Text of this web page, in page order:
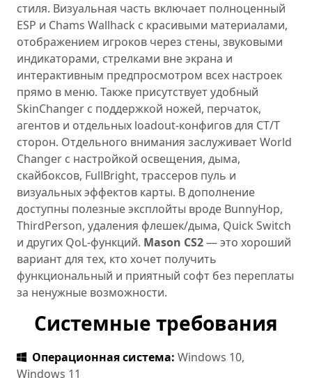
стиля. Визуальная часть включает полноценный
ESP и Chams Wallhack с красивыми материалами,
отображением игроков через стены, звуковыми
индикаторами, стрелками вне экрана и
интерактивным предпросмотром всех настроек
прямо в меню. Также присутствует удобный
SkinChanger с поддержкой ножей, перчаток,
агентов и отдельных loadout-конфигов для CT/T
сторон. Отдельного внимания заслуживает World
Changer с настройкой освещения, дыма,
скайбоксов, FullBright, трассеров пуль и
визуальных эффектов карты. В дополнение
доступны полезные эксплойты вроде BunnyHop,
ThirdPerson, удаления флешек/дыма, Quick Switch
и других QoL-функций. Mason CS2— это хороший
вариант для тех, кто хочет получить
функциональный и приятный софт без переплаты
за ненужные возможности.
Системные требования
Операционная система: Windows 10,
Windows 11